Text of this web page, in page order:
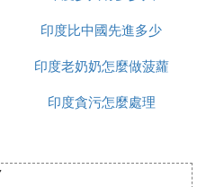
直被英美勢力所操控，
打破這種態勢。
多，但其軍事水平不
俄的重要因素。西方國家
向擴張之路受阻。
英國簽署協議，瓜分伊
印度比中國先進多少
印度老奶奶怎麼做菠蘿
印度貪污怎麼處理